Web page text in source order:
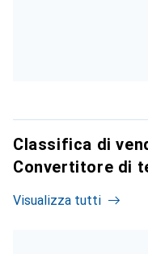
Classifica di
Convertitore di
Visualizza tutti